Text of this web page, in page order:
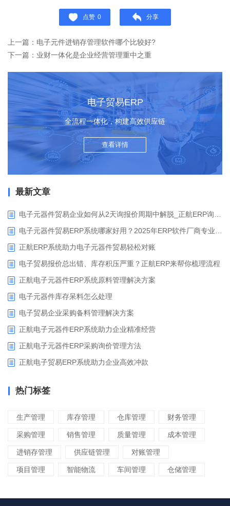
点赞 0 分享
上一篇：电子元件进销存管理软件哪个比较好?
下一篇：业财一体化是企业经营管理重中之重
电子贸易ERP
全流程一体化，构建高效供应链
查看详情
最新文章
正航ERP系统助力电子元器件贸易轻松对账
电子贸易报价总出错、库存积压严重？正航ERP来帮你梳理流程
正航电子元器件ERP系统原料管理解决方案
电子元器件库存呆料怎么处理
电子贸易企业采购备料管理解决方案
正航电子元器件ERP系统助力企业精准经营
正航电子元器件ERP采购询价管理方法
正航电子贸易ERP系统助力企业高效冲款
热门标签
生产管理 库存管理 仓库管理 财务管理
采购管理 销售管理 质量管理 成本管理
进销存管理 供应链管理 对账管理
项目管理 智能物流 车间管理 仓储管理